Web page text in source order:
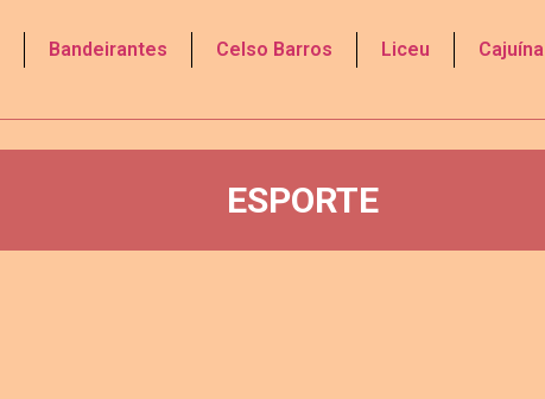
Bandeirantes Celso Barros Liceu Cajuína
ESPORTE